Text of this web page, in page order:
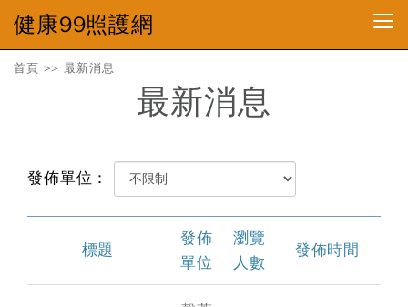
健康99照護網
首頁 >>最新消息
最新消息
發佈單位：
標題
發佈
單位
瀏覽
人數
發佈時間